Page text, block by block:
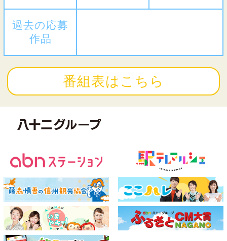
過去の応募
作品
番組表はこちら